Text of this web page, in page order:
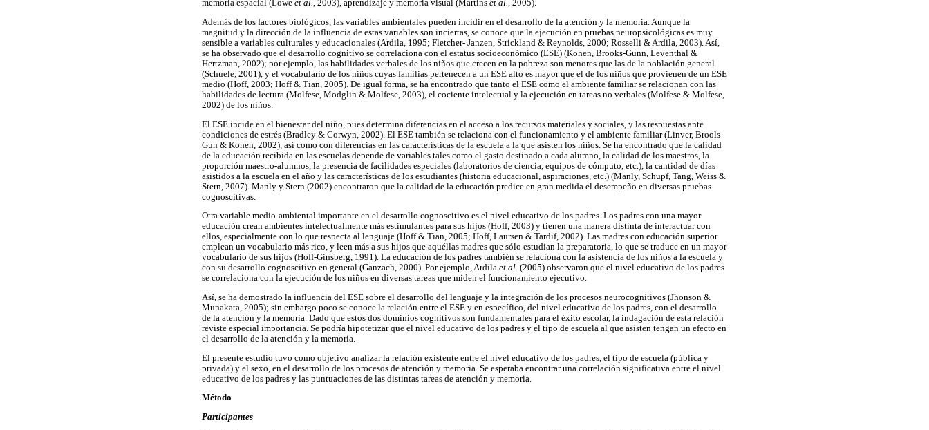
memoria espacial (Lowe et al., 2003), aprendizaje y memoria visual (Martins et al., 2005).
Además de los factores biológicos, las variables ambientales pueden incidir en el desarrollo de la atención y la memoria. Aunque la
magnitud y la dirección de la influencia de estas variables son inciertas, se conoce que la ejecución en pruebas neuropsicológicas es muy
sensible a variables culturales y educacionales (Ardila, 1995; Fletcher- Janzen, Strickland & Reynolds, 2000; Rosselli & Ardila, 2003). Así,
se ha observado que el desarrollo cognitivo se correlaciona con el estatus socioeconómico (ESE) (Kohen, Brooks-Gunn, Leventhal &
Hertzman, 2002); por ejemplo, las habilidades verbales de los niños que crecen en la pobreza son menores que las de la población general
(Schuele, 2001), y el vocabulario de los niños cuyas familias pertenecen a un ESE alto es mayor que el de los niños que provienen de un ESE
medio (Hoff, 2003; Hoff & Tian, 2005). De igual forma, se ha encontrado que tanto el ESE como el ambiente familiar se relacionan con las
habilidades de lectura (Molfese, Modglin & Molfese, 2003), el cociente intelectual y la ejecución en tareas no verbales (Molfese & Molfese,
2002) de los niños.
El ESE incide en el bienestar del niño, pues determina diferencias en el acceso a los recursos materiales y sociales, y las respuestas ante
condiciones de estrés (Bradley & Corwyn, 2002). El ESE también se relaciona con el funcionamiento y el ambiente familiar (Linver, Brools-
Gun & Kohen, 2002), así como con diferencias en las características de la escuela a la que asisten los niños. Se ha encontrado que la calidad
de la educación recibida en las escuelas depende de variables tales como el gasto destinado a cada alumno, la calidad de los maestros, la
proporción maestro-alumnos, la presencia de facilidades especiales (laboratorios de ciencia, equipos de cómputo, etc.), la cantidad de días
asistidos a la escuela en el año y las características de los estudiantes (historia educacional, aspiraciones, etc.) (Manly, Schupf, Tang, Weiss &
Stern, 2007). Manly y Stern (2002) encontraron que la calidad de la educación predice en gran medida el desempeño en diversas pruebas
cognoscitivas.
Otra variable medio-ambiental importante en el desarrollo cognoscitivo es el nivel educativo de los padres. Los padres con una mayor
educación crean ambientes intelectualmente más estimulantes para sus hijos (Hoff, 2003) y tienen una manera distinta de interactuar con
ellos, especialmente con lo que respecta al lenguaje (Hoff & Tian, 2005; Hoff, Laursen & Tardif, 2002). Las madres con educación superior
emplean un vocabulario más rico, y leen más a sus hijos que aquéllas madres que sólo estudian la preparatoria, lo que se traduce en un mayor
vocabulario de sus hijos (Hoff-Ginsberg, 1991). La educación de los padres también se relaciona con la asistencia de los niños a la escuela y
con su desarrollo cognoscitivo en general (Ganzach, 2000). Por ejemplo, Ardila et al. (2005) observaron que el nivel educativo de los padres
se correlaciona con la ejecución de los niños en diversas tareas que miden el funcionamiento ejecutivo.
Así, se ha demostrado la influencia del ESE sobre el desarrollo del lenguaje y la integración de los procesos neurocognitivos (Jhonson &
Munakata, 2005); sin embargo poco se conoce la relación entre el ESE y en específico, del nivel educativo de los padres, con el desarrollo
de la atención y la memoria. Dado que estos dos dominios cognitivos son fundamentales para el éxito escolar, la indagación de esta relación
reviste especial importancia. Se podría hipotetizar que el nivel educativo de los padres y el tipo de escuela al que asisten tengan un efecto en
el desarrollo de la atención y la memoria.
El presente estudio tuvo como objetivo analizar la relación existente entre el nivel educativo de los padres, el tipo de escuela (pública y
privada) y el sexo, en el desarrollo de los procesos de atención y memoria. Se esperaba encontrar una correlación significativa entre el nivel
educativo de los padres y las puntuaciones de las distintas tareas de atención y memoria.
Método
Participantes